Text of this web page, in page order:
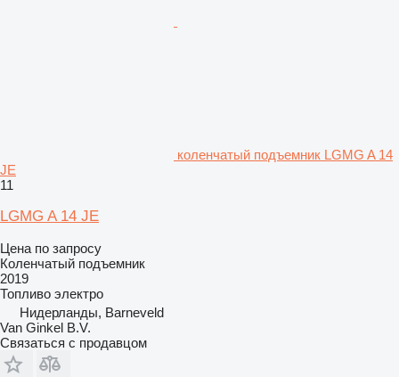
коленчатый подъемник LGMG A 14
JE
11
LGMG A 14 JE
Цена по запросу
Коленчатый подъемник
2019
Топливо электро
Нидерланды, Barneveld
Van Ginkel B.V.
Связаться с продавцом